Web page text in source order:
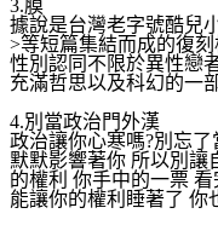
3.膜
據說是台灣老字號酷兒
>等短篇集結而成的復刻
性別認同不限於異性戀
充滿哲思以及科幻的一
4.別當政治門外漢
政治讓你心寒嗎?別忘
默默影響著你 所以別讓
的權利 你手中的一票
能讓你的權利睡著了 你